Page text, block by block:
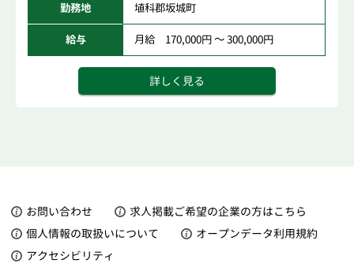
勤務地 埴科郡坂城町
給与 月給 170,000円 ～ 300,000円
詳しく見る
お問い合わせ
求人掲載ご希望の企業の方はこちら
個人情報の取扱いについて
オープンデータ利用規約
アクセシビリティ